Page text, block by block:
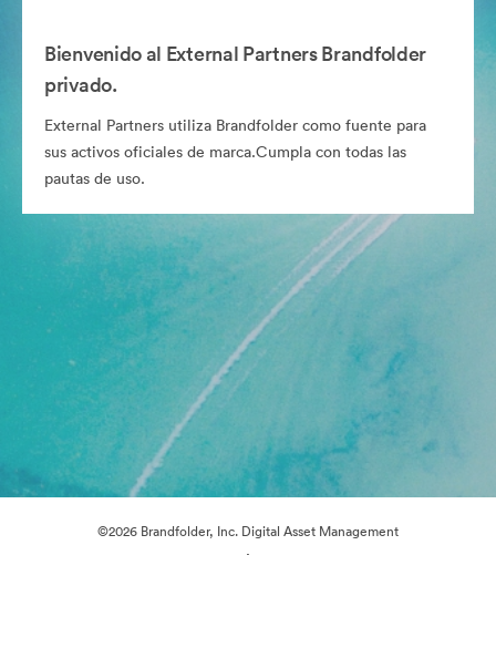
Bienvenido al External Partners Brandfolder
privado.
External Partners utiliza Brandfolder como fuente para
sus activos oficiales de marca.Cumpla con todas las
pautas de uso.
©2026 Brandfolder, Inc. Digital Asset Management
·